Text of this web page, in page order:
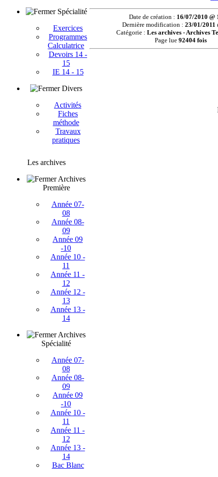
Spécialité
Exercices
Programmes
Calculatrice
Devoirs 14 -
15
IE 14 - 15
Divers
Activités
Fiches
méthode
Travaux
pratiques
Les archives
Archives
Première
Année 07-
08
Année 08-
09
Année 09
-10
Année 10 -
11
Année 11 -
12
Année 12 -
13
Année 13 -
14
Archives
Spécialité
Année 07-
08
Année 08-
09
Année 09
-10
Année 10 -
11
Année 11 -
12
Année 13 -
14
Bac Blanc
Date de création : 16/07/2010 @
Dernière modification : 23/01/2011
Catégorie : Les archives - Archives
Page lue 92404 fois